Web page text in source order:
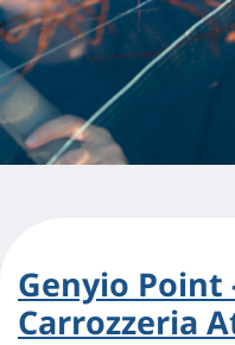
Genyio Point
Carrozzeria